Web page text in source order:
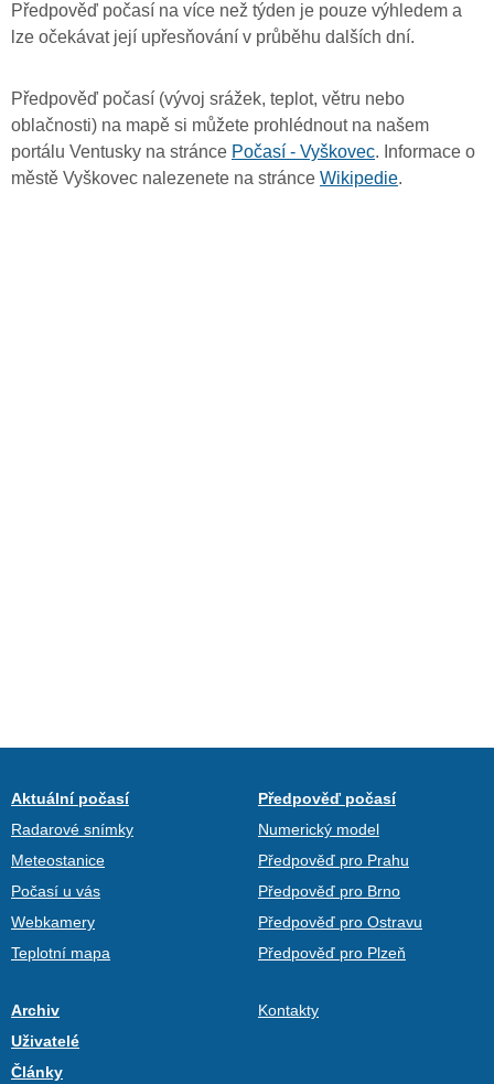
Předpověď počasí na více než týden je pouze výhledem a
lze očekávat její upřesňování v průběhu dalších dní.
Předpověď počasí (vývoj srážek, teplot, větru nebo
oblačnosti) na mapě si můžete prohlédnout na našem
portálu Ventusky na stránce Počasí - Vyškovec. Informace o
městě Vyškovec nalezenete na stránce Wikipedie.
Aktuální počasí
Radarové snímky
Meteostanice
Počasí u vás
Webkamery
Teplotní mapa
Předpověď počasí
Numerický model
Předpověď pro Prahu
Předpověď pro Brno
Předpověď pro Ostravu
Předpověď pro Plzeň
Archiv
Uživatelé
Články
Kontakty